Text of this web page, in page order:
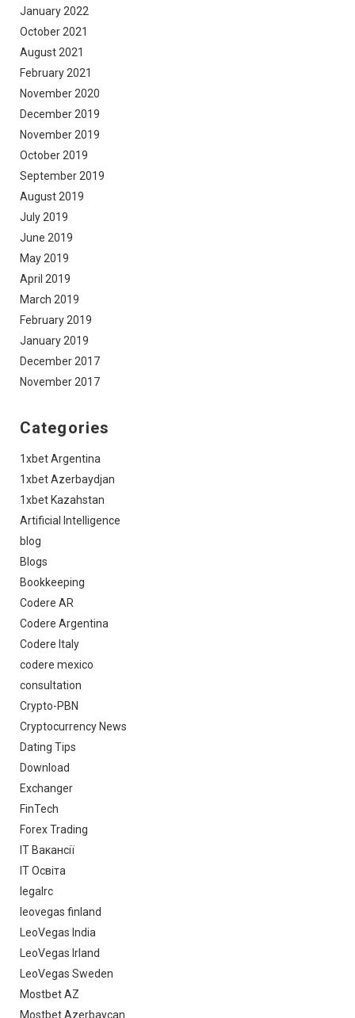
January 2022
October 2021
August 2021
February 2021
November 2020
December 2019
November 2019
October 2019
September 2019
August 2019
July 2019
June 2019
May 2019
April 2019
March 2019
February 2019
January 2019
December 2017
November 2017
Categories
1xbet Argentina
1xbet Azerbaydjan
1xbet Kazahstan
Artificial Intelligence
blog
Blogs
Bookkeeping
Codere AR
Codere Argentina
Codere Italy
codere mexico
consultation
Crypto-PBN
Cryptocurrency News
Dating Tips
Download
Exchanger
FinTech
Forex Trading
IT Вакансії
IT Освіта
legalrc
leovegas finland
LeoVegas India
LeoVegas Irland
LeoVegas Sweden
Mostbet AZ
Mostbet Azerbaycan